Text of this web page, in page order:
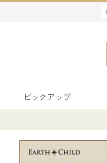
ピックアップ